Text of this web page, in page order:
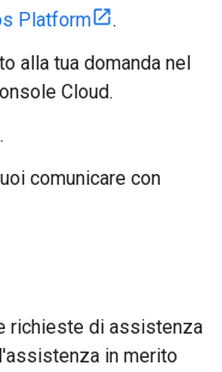
Platform
.
alla tua domanda nel
Cloud.
comunicare con
richieste di assistenza
in merito